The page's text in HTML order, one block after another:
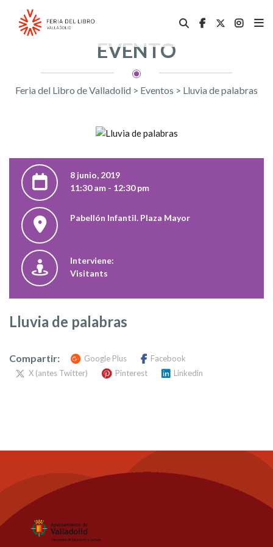
EVENTO
Feria del Libro de Valladolid > Eventos > Lluvia de palabras
8 junio, 2019
11:30 am - 12:30 pm
Pabellón Infantil. Plaza Mayor
Interviene:
Visitants
Lluvia de palabras
Compartir: Google Plus
Facebook
X (antes Twitter)
Pinterest Linkedin